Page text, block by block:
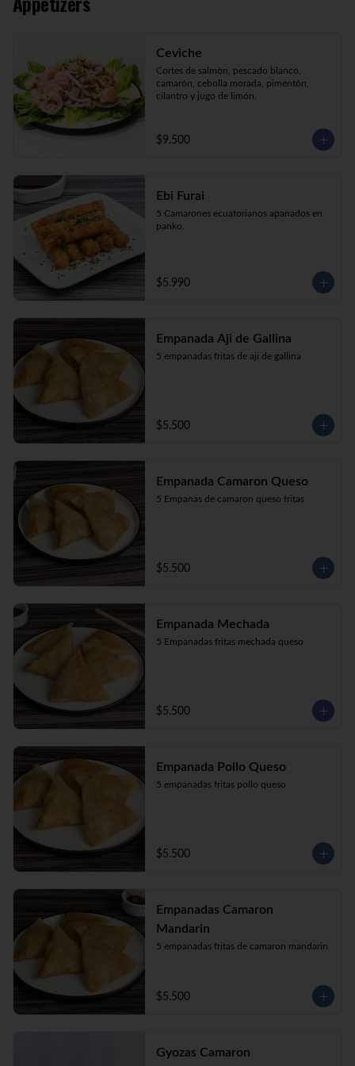
Katsu Roll (10) Pollo, queso crema,
cebollín, apanado en panko.
Ceviche
Cortes de salmón, pescado blanco,
camarón, cebolla morada, pimentón,
cilantro y jugo de limón.
$9.500
Ebi Furai
5 Camarones ecuatorianos apanados en
panko.
$5.990
Empanada Aji de Gallina
5 empanadas fritas de aji de gallina
$5.500
Empanada Camaron Queso
5 Empanas de camaron queso fritas
$5.500
Empanada Mechada
5 Empanadas fritas mechada queso
$5.500
Empanada Pollo Queso
5 empanadas fritas pollo queso
$5.500
Empanadas Camaron
Mandarin
5 empanadas fritas de camaron mandarin
$5.500
Gyozas Camaron